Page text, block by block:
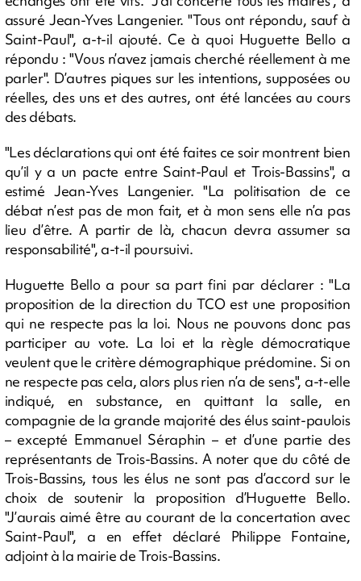
assuré Jean-Yves Langenier. "Tous ont répondu, sauf à
Saint-Paul", a-t-il ajouté. Ce à quoi Huguette Bello a
répondu : "Vous n’avez jamais cherché réellement à me
parler". D’autres piques sur les intentions, supposées ou
réelles, des uns et des autres, ont été lancées au cours
des débats.
"Les déclarations qui ont été faites ce soir montrent bien
qu’il y a un pacte entre Saint-Paul et Trois-Bassins", a
estimé Jean-Yves Langenier. "La politisation de ce
débat n’est pas de mon fait, et à mon sens elle n’a pas
lieu d’être. A partir de là, chacun devra assumer sa
responsabilité", a-t-il poursuivi.
Huguette Bello a pour sa part fini par déclarer : "La
proposition de la direction du TCO est une proposition
qui ne respecte pas la loi. Nous ne pouvons donc pas
participer au vote. La loi et la règle démocratique
veulent que le critère démographique prédomine. Si on
ne respecte pas cela, alors plus rien n’a de sens", a-t-elle
indiqué, en substance, en quittant la salle, en
compagnie de la grande majorité des élus saint-paulois
– excepté Emmanuel Séraphin – et d’une partie des
représentants de Trois-Bassins. A noter que du côté de
Trois-Bassins, tous les élus ne sont pas d’accord sur le
choix de soutenir la proposition d’Huguette Bello.
"J’aurais aimé être au courant de la concertation avec
Saint-Paul", a en effet déclaré Philippe Fontaine,
adjoint à la mairie de Trois-Bassins.